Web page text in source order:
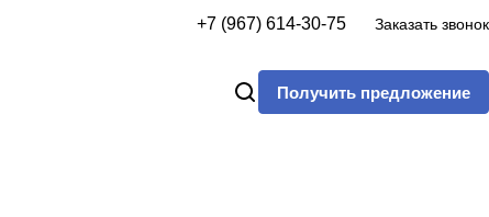
+7 (967) 614-30-75 Заказать звонок
Получить предложение